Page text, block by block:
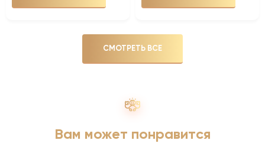
СМОТРЕТЬ ВСЕ
Вам может понравится